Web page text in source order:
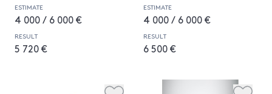
ESTIMATE
4 000 / 6 000 €
RESULT
5 720 €
ESTIMATE
4 000 / 6 000 €
RESULT
6 500 €